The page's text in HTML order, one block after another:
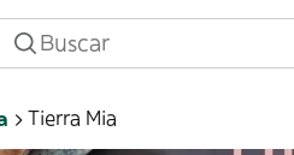
Tierra Mia